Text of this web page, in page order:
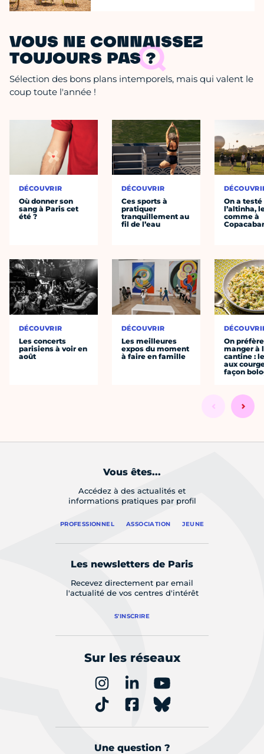
VOUS NE CONNAISSEZ
TOUJOURS PAS ?
Sélection des bons plans intemporels, mais qui valent le
coup toute l'année !
DÉCOUVRIR
Où donner son
sang à Paris cet
été ?
DÉCOUVRIR
Les concerts
parisiens à voir en
août
DÉCOUVRIR
Ces sports à
pratiquer
tranquillement au
fil de l’eau
DÉCOUVRIR
Les meilleures
expos du moment
à faire en famille
On a testé
l’altinha,
comme à
On préfère
manger à
cantine :
aux
façon
Vous êtes...
Accédez à des actualités et
informations pratiques par profil
PROFESSIONNEL ASSOCIATION JEUNE
Les newsletters de Paris
Recevez directement par email
l'actualité de vos centres d'intérêt
S'INSCRIRE
Sur les réseaux
Une question ?